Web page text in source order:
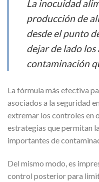
La inocuidad
producción de
desde el punto
dejar de lado los
contaminación
La fórmula más efectiva
asociados a la seguridad
extremar los controles en
estrategias que permitan
importantes de
Del mismo modo, es
control posterior para